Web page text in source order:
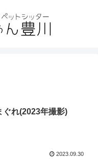
ぐれ(2023年撮影)
2023.09.30